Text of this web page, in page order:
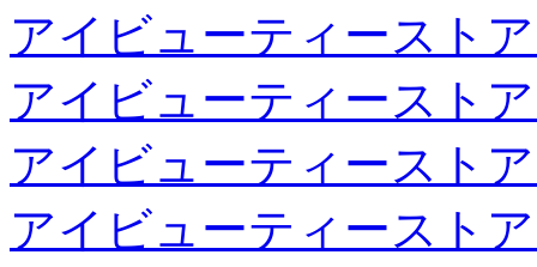
アイビューティースト
アイビューティースト
アイビューティースト
アイビューティースト